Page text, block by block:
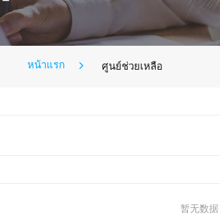
หน้าแรก ศูนย์ช่วยเหลือ
暂无数据